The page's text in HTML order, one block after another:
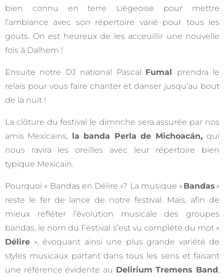
bien connu en terre Liègeoise pour mettre
l’ambiance avec son répertoire varié pour tous les
gouts. On est heureux de les acceuillir une nouvelle
fois à Dalhem !
Ensuite notre DJ national Pascal Fumal prendra le
relais pour vous faire chanter et danser jusqu’au bout
de la nuit !
La clôture du festival le dimnche sera assurée par nos
amis Mexicains,
la banda Perla de Michoacán,qui
nous ravira les oreilles avec leur répertoire bien
typique Mexicain.
Pourquoi « Bandas en Délire »? La musique «Bandas »
reste le fer de lance de notre festival. Mais, afin de
mieux refléter l’évolution musicale des groupes
bandas, le nom du Festival s’est vu complété du mot «
Délire », évoquant ainsi une plus grande variété de
styles musicaux partant dans tous les sens et faisant
une référence évidente au Delirium Tremens Band ,